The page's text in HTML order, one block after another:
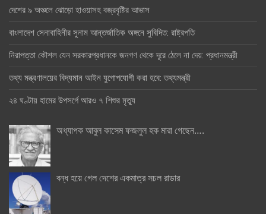
দেশের ৯ অঞ্চলে ঝোড়ো হাওয়াসহ বজ্রবৃষ্টির আভাস
বাংলাদেশ সেনাবাহিনীর সুনাম আন্তর্জাতিক অঙ্গনে সুবিদিত: রাষ্ট্রপতি
নিরাপত্তা কৌশল যেন সরকারপ্রধানকে জনগণ থেকে দূরে ঠেলে না দেয়: প্রধানমন্ত্রী
তথ্য মন্ত্রণালয়ের বিদ্যমান আইন যুগোপযোগী করা হবে: তথ্যমন্ত্রী
২৪ ঘণ্টায় হামের উপসর্গে আরও ৭ শিশুর মৃত্যু
অধ্যাপক আবুল কাসেম ফজলুল হক মারা গেছেন….
বন্ধ হয়ে গেল দেশের একমাত্র সচল রাডার